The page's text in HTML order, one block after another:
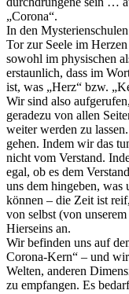
„Corona“.
In den
Tor zur Seele im
sowohl im physischen
erstaunlich, dass im
ist, was „Herz“ bzw.
Wir sind also
geradezu von allen
weiter werden zu
gehen. Indem wir das
nicht vom Verstand.
egal, ob es dem
uns dem hingeben,
können – die Zeit ist
von selbst (von
Hierseins an.
Wir befinden uns auf
Corona-Kern“ – und
Welten, anderen
zu empfangen. Es